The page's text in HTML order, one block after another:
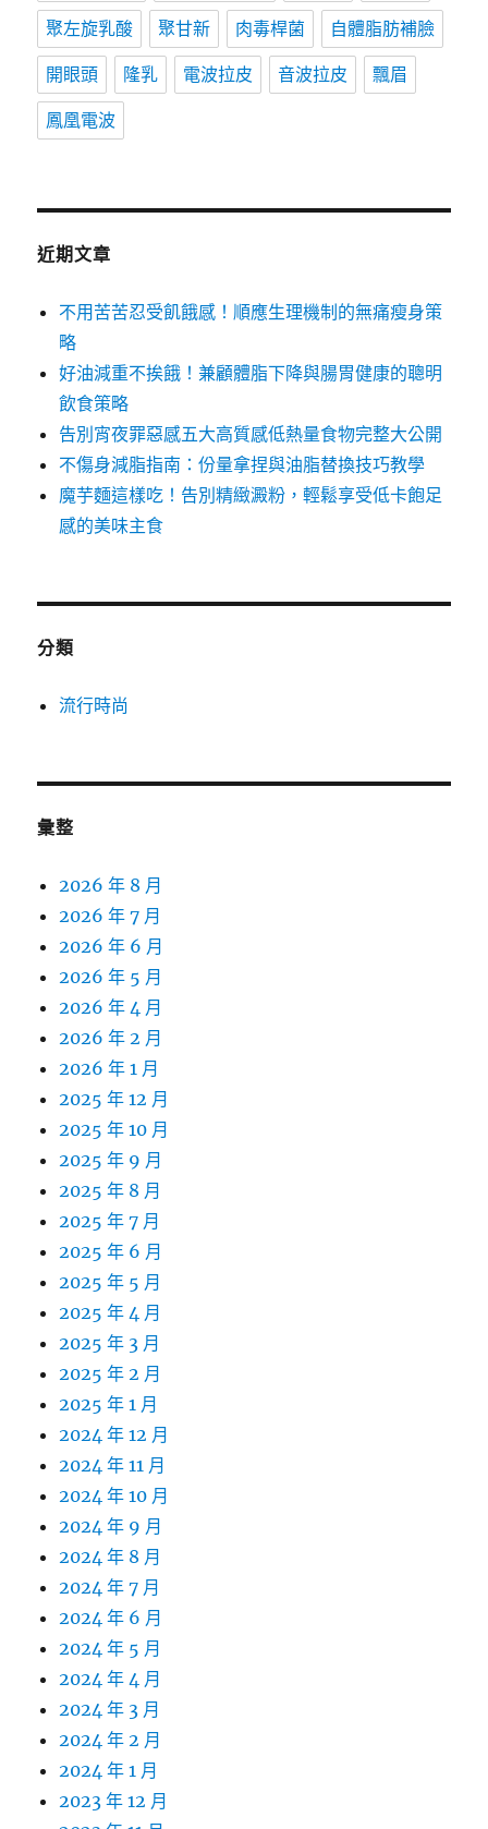
聚左旋乳酸 聚甘新 肉毒桿菌 自體脂肪補臉
開眼頭 隆乳 電波拉皮 音波拉皮 飄眉
鳳凰電波
近期文章
不用苦苦忍受飢餓感！順應生理機制的無痛瘦身策
略
好油減重不挨餓！兼顧體脂下降與腸胃健康的聰明
飲食策略
告別宵夜罪惡感五大高質感低熱量食物完整大公開
不傷身減脂指南：份量拿捏與油脂替換技巧教學
魔芋麵這樣吃！告別精緻澱粉，輕鬆享受低卡飽足
感的美味主食
分類
流行時尚
彙整
2026 年 8 月
2026 年 7 月
2026 年 6 月
2026 年 5 月
2026 年 4 月
2026 年 2 月
2026 年 1 月
2025 年 12 月
2025 年 10 月
2025 年 9 月
2025 年 8 月
2025 年 7 月
2025 年 6 月
2025 年 5 月
2025 年 4 月
2025 年 3 月
2025 年 2 月
2025 年 1 月
2024 年 12 月
2024 年 11 月
2024 年 10 月
2024 年 9 月
2024 年 8 月
2024 年 7 月
2024 年 6 月
2024 年 5 月
2024 年 4 月
2024 年 3 月
2024 年 2 月
2024 年 1 月
2023 年 12 月